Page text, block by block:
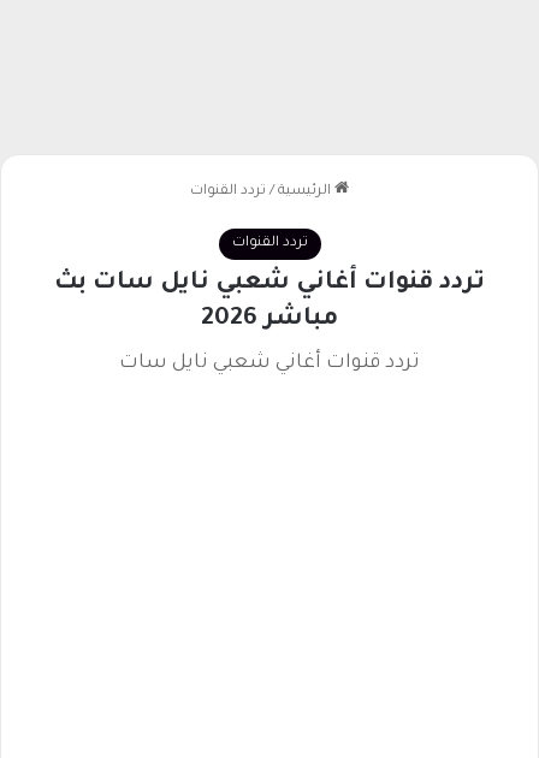
الرئيسية / تردد القنوات
تردد القنوات
تردد قنوات أغاني شعبي نايل سات بث
مباشر 2026
تردد قنوات أغاني شعبي نايل سات